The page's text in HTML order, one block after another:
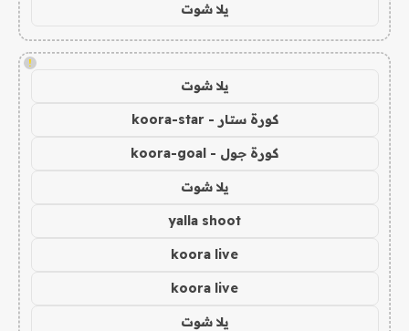
يلا شوت
!
يلا شوت
كورة ستار - koora-star
كورة جول - koora-goal
يلا شوت
yalla shoot
koora live
koora live
يلا شوت